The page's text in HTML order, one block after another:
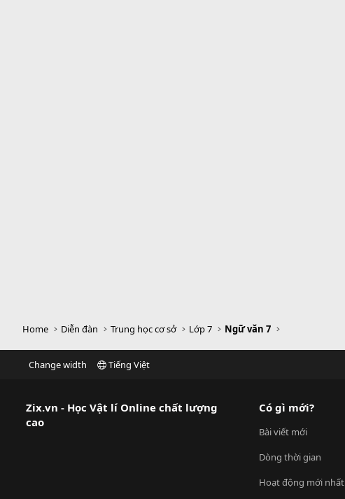
Home Diễn đàn Trung học cơ sở Lớp 7 Ngữ văn 7
Change width Tiếng Việt
Zix.vn - Học Vật lí Online chất lượng
cao
Có gì mới?
Bài viết mới
Dòng thời gian
Hoạt động mới nhất